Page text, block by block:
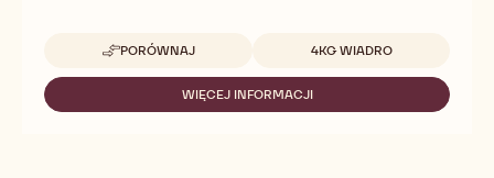
PORÓWNAJ
-
MASŁO
KAKAOWE
CALLEBAUT
Dostępne opakowania
4KG WIADRO
WIĘCEJ INFORMACJI
-